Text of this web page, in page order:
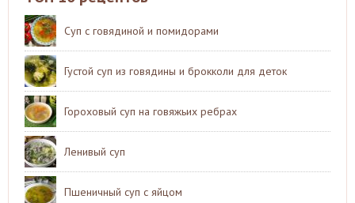
Суп с говядиной и помидорами
Густой суп из говядины и брокколи для деток
Гороховый суп на говяжьих ребрах
Ленивый суп
Пшеничный суп с яйцом